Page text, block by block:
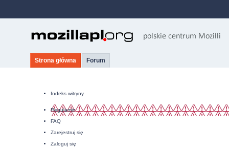
Strona główna Forum
Indeks witryny
Regulamin
FAQ
Zarejestruj się
Zaloguj się